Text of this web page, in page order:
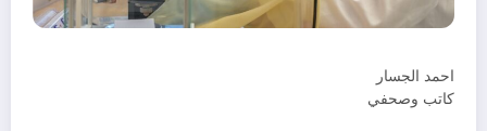
احمد الجسار
كاتب وصحفي